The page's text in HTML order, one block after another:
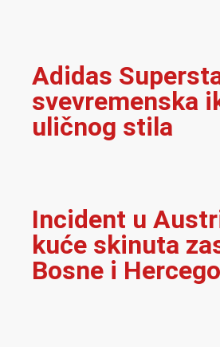
Adidas
svevremenska
uličnog stila
Incident u
kuće skinuta
Bosne i